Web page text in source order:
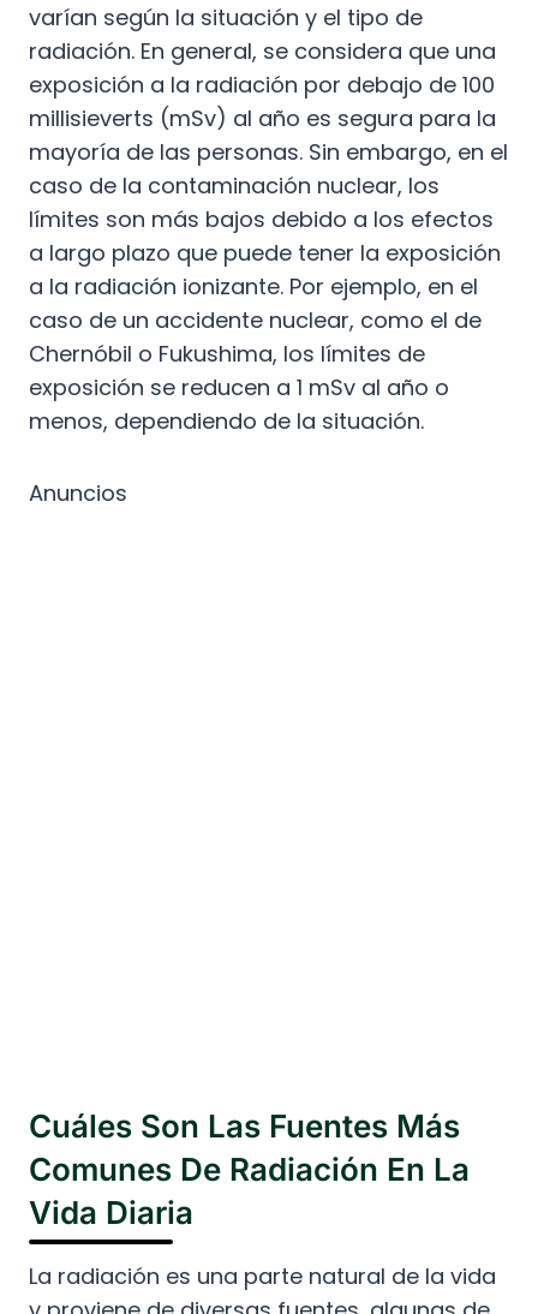
varían según la situación y el tipo de
radiación. En general, se considera que una
exposición a la radiación por debajo de 100
millisieverts (mSv) al año es segura para la
mayoría de las personas. Sin embargo, en el
caso de la contaminación nuclear, los
límites son más bajos debido a los efectos
a largo plazo que puede tener la exposición
a la radiación ionizante. Por ejemplo, en el
caso de un accidente nuclear, como el de
Chernóbil o Fukushima, los límites de
exposición se reducen a 1 mSv al año o
menos, dependiendo de la situación.
Anuncios
Cuáles Son Las Fuentes Más
Comunes De Radiación En La
Vida Diaria
La radiación es una parte natural de la vida